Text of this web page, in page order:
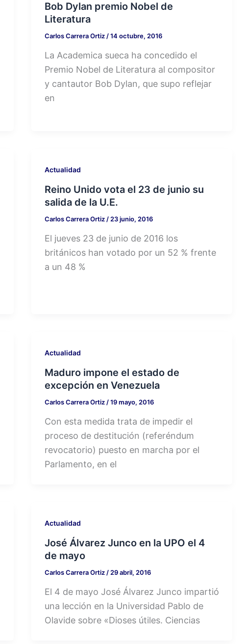
Bob Dylan premio Nobel de
Literatura
Carlos Carrera Ortiz/14 octubre, 2016
La Academica sueca ha concedido el
Premio Nobel de Literatura al compositor
y cantautor Bob Dylan, que supo reflejar
en
Actualidad
Reino Unido vota el 23 de junio su
salida de la U.E.
Carlos Carrera Ortiz/23 junio, 2016
El jueves 23 de junio de 2016 los
británicos han votado por un 52 % frente
a un 48 %
Actualidad
Maduro impone el estado de
excepción en Venezuela
Carlos Carrera Ortiz/19 mayo, 2016
Con esta medida trata de impedir el
proceso de destitución (referéndum
revocatorio) puesto en marcha por el
Parlamento, en el
Actualidad
José Álvarez Junco en la UPO el 4
de mayo
Carlos Carrera Ortiz/29 abril, 2016
El 4 de mayo José Álvarez Junco impartió
una lección en la Universidad Pablo de
Olavide sobre «Dioses útiles. Ciencias